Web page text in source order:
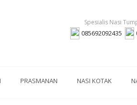
085692092435
PRASMANAN NASI KOTAK